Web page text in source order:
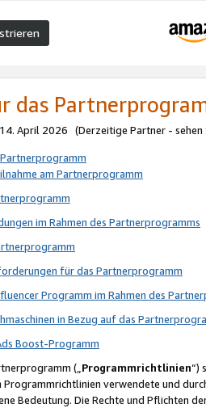
das
April 2026 (Derzeitige Partner - sehen
am Partnerprogramm
im Rahmen des Partnerprogramms
für das Partnerprogramm
Programm im Rahmen des
in Bezug auf das
Boost-Programm
(„Programmrichtlinien“)
Programmrichtlinien verwendete und
Bedeutung. Die Rechte und Pflichten